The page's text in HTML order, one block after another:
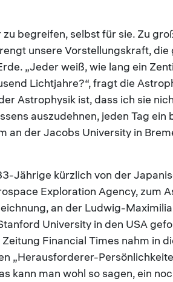
begreifen, selbst für sie. Zu
unsere Vorstellungskraft,
„Jeder weiß, wie lang ein
Lichtjahre?“, fragt die
Astrophysik ist, dass ich sie
auszudehnen, jeden Tag ein
an der Jacobs University in
Jährige kürzlich von der
Exploration Agency, zum
an der Ludwig-
University in den USA
Financial Times nahm in
„Herausforderer-
kann man wohl so sagen, ein